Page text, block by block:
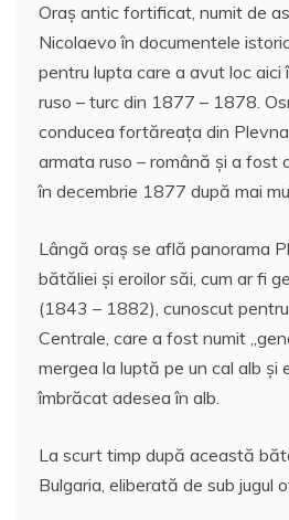
o
k
p
Oraş antic fortificat, numit de
Nicolaevo în documentele
pentru lupta care a avut loc aici
ruso – turc din 1877 – 1878.
conducea fortăreaţa din
armata ruso – română şi a fost
în decembrie 1877 după mai
Lângă oraş se află panorama
bătăliei şi eroilor săi, cum ar fi
(1843 – 1882), cunoscut
Centrale, care a fost numit
mergea la luptă pe un cal alb şi
îmbrăcat adesea în alb.
La scurt timp după această
Bulgaria, eliberată de sub jugul